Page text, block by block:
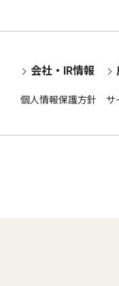
会社・IR情報
個人情報保護方針 サ